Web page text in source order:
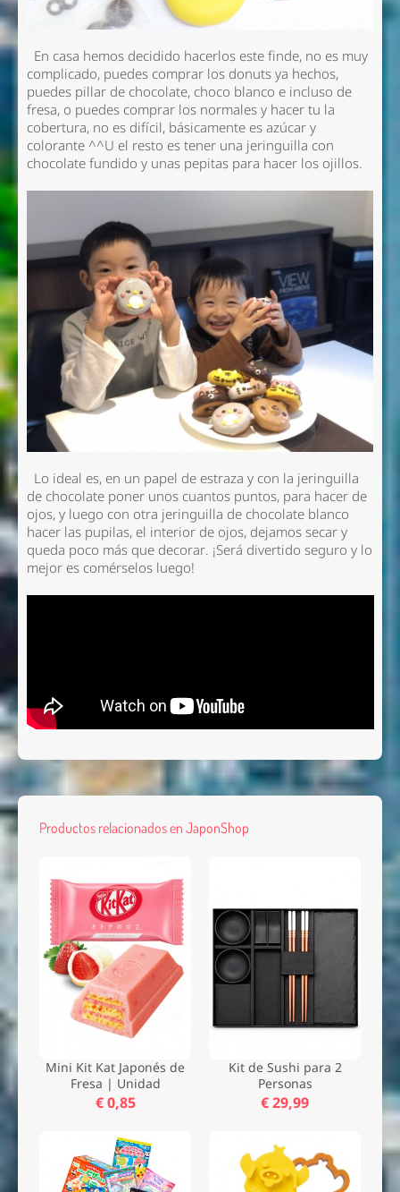
En casa hemos decidido hacerlos este finde, no es muy
complicado, puedes comprar los donuts ya hechos,
puedes pillar de chocolate, choco blanco e incluso de
fresa, o puedes comprar los normales y hacer tu la
cobertura, no es difícil, básicamente es azúcar y
colorante ^^U el resto es tener una jeringuilla con
chocolate fundido y unas pepitas para hacer los ojillos.
Lo ideal es, en un papel de estraza y con la jeringuilla
de chocolate poner unos cuantos puntos, para hacer de
ojos, y luego con otra jeringuilla de chocolate blanco
hacer las pupilas, el interior de ojos, dejamos secar y
queda poco más que decorar. ¡Será divertido seguro y lo
mejor es comérselos luego!
Productos relacionados en JaponShop
Mini Kit Kat Japonés de
Fresa | Unidad
€ 0,85
Kit de Sushi para 2
Personas
€ 29,99